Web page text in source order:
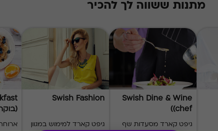
מתנות ששווה לך להכיר
Swish Dine & Wine
(chef)
גיפט קארד מסעדות שף
Swish Fashion
גיפט קארד למימוש במגוון
(בוקר